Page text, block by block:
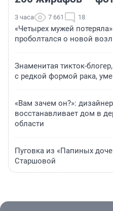
3 часа 7 661 18
«Четырех мужей
проболтался о новой
Знаменитая тикток-
с редкой формой рака,
«Вам зачем он?»:
восстанавливает дом в
области
Пуговка из «Папиных
Старшовой